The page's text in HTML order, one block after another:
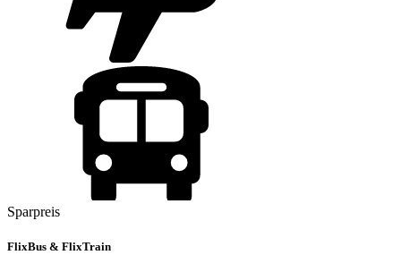
Sparpreis
FlixBus & FlixTrain